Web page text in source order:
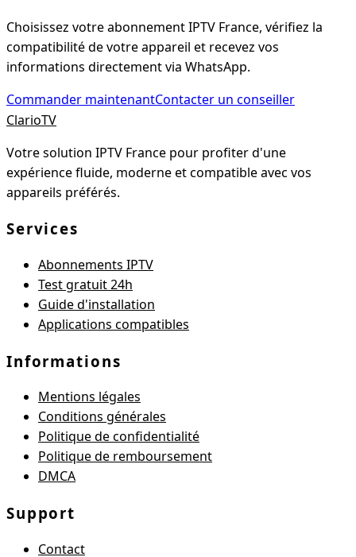
Choisissez votre abonnement IPTV France, vérifiez la
compatibilité de votre appareil et recevez vos
informations directement via WhatsApp.
Commander maintenantContacter un conseiller
ClarioTV
Votre solution IPTV France pour profiter d'une
expérience fluide, moderne et compatible avec vos
appareils préférés.
Services
Abonnements IPTV
Test gratuit 24h
Guide d'installation
Applications compatibles
Informations
Mentions légales
Conditions générales
Politique de confidentialité
Politique de remboursement
DMCA
Support
Contact